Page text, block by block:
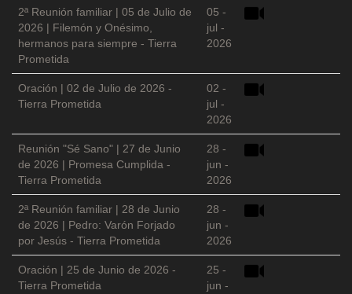
2ª Reunión familiar | 05 de Julio de
2026 | Filemón y Onésimo,
hermanos para siempre - Tierra
Prometida
05 -
jul -
2026
Oración | 02 de Julio de 2026 -
Tierra Prometida
02 -
jul -
2026
Reunión "Sé Sano" | 27 de Junio
de 2026 | Promesa Cumplida -
Tierra Prometida
28 -
jun -
2026
2ª Reunión familiar | 28 de Junio
de 2026 | Pedro: Varón Forjado
por Jesús - Tierra Prometida
28 -
jun -
2026
Oración | 25 de Junio de 2026 -
Tierra Prometida
25 -
jun -